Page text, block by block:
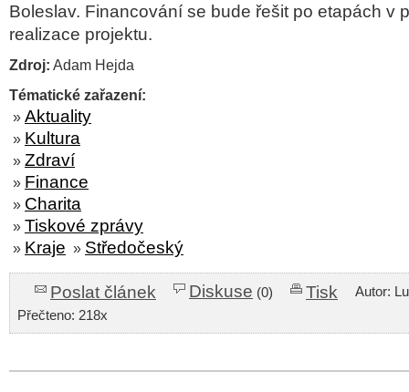
Boleslav. Financování se bude řešit po etapách v
realizace projektu.
Zdroj: Adam Hejda
Tématické zařazení:
» Aktuality
» Kultura
» Zdraví
» Finance
» Charita
» Tiskové zprávy
» Kraje » Středočeský
Poslat článek Diskuse (0) Tisk
Autor:
Přečteno: 218x